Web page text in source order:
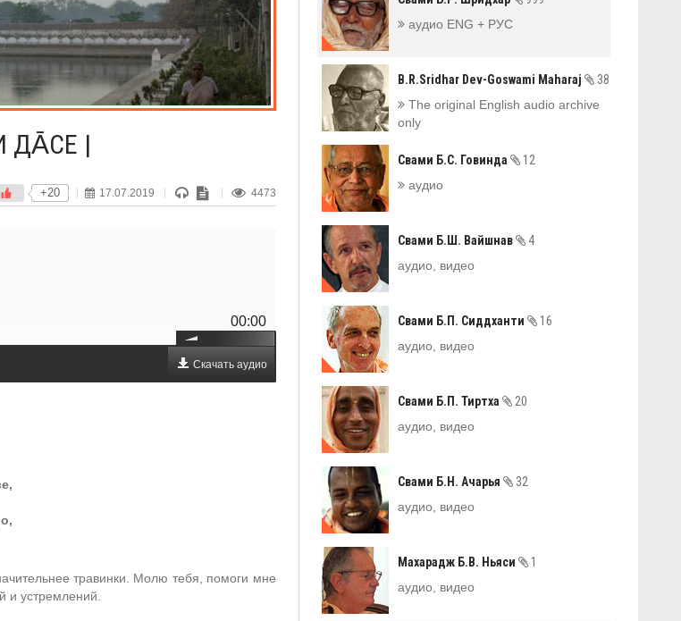
ДА̄СЕ |
+20 17.07.2019 4473
00:00
Скачать аудио
травинки. Молю тебя, помоги мне
и устремлений.
аудио ENG + РУС
B.R.Sridhar Dev-Goswami Maharaj
38
The original English audio archive
only
Свами Б.С. Говинда
12
аудио
Свами Б.Ш. Вайшнав
4
аудио, видео
Свами Б.П. Сиддханти
16
аудио, видео
Свами Б.П. Тиртха
20
аудио, видео
Свами Б.Н. Ачарья
32
аудио, видео
Махарадж Б.В. Ньяси
1
аудио, видео